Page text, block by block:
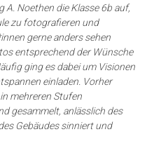
Noethen die Klasse 6b auf,
zu fotografieren und
gerne anders sehen
entsprechend der Wünsche
ging es dabei um Visionen
einladen. Vorher
mehreren Stufen
gesammelt, anlässlich des
Gebäudes sinniert und